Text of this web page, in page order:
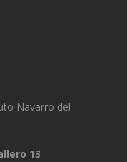
Navarro del
13